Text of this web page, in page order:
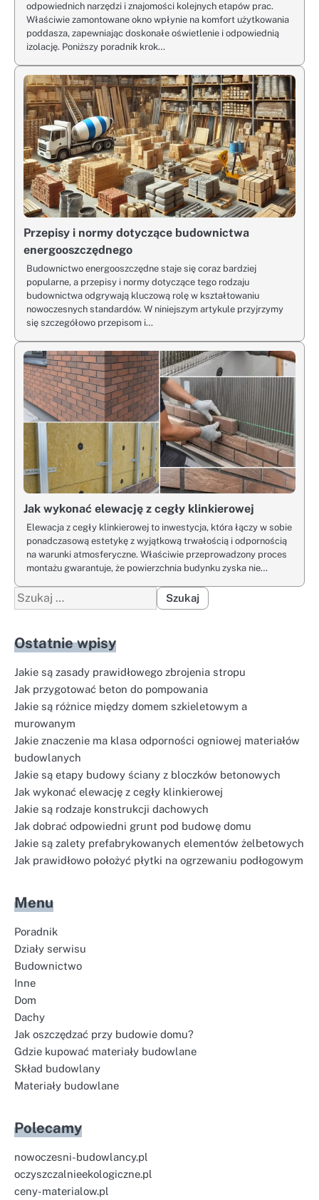
odpowiednich narzędzi i znajomości kolejnych etapów prac.
Właściwie zamontowane okno wpłynie na komfort użytkowania
poddasza, zapewniając doskonałe oświetlenie i odpowiednią
izolację. Poniższy poradnik krok…
Przepisy i normy dotyczące budownictwa
energooszczędnego
Budownictwo energooszczędne staje się coraz bardziej
popularne, a przepisy i normy dotyczące tego rodzaju
budownictwa odgrywają kluczową rolę w kształtowaniu
nowoczesnych standardów. W niniejszym artykule przyjrzymy
się szczegółowo przepisom i…
Jak wykonać elewację z cegły klinkierowej
Elewacja z cegły klinkierowej to inwestycja, która łączy w sobie
ponadczasową estetykę z wyjątkową trwałością i odpornością
na warunki atmosferyczne. Właściwie przeprowadzony proces
montażu gwarantuje, że powierzchnia budynku zyska nie…
Szukaj:
Ostatnie wpisy
Jakie są zasady prawidłowego zbrojenia stropu
Jak przygotować beton do pompowania
Jakie są różnice między domem szkieletowym a
murowanym
Jakie znaczenie ma klasa odporności ogniowej materiałów
budowlanych
Jakie są etapy budowy ściany z bloczków betonowych
Jak wykonać elewację z cegły klinkierowej
Jakie są rodzaje konstrukcji dachowych
Jak dobrać odpowiedni grunt pod budowę domu
Jakie są zalety prefabrykowanych elementów żelbetowych
Jak prawidłowo położyć płytki na ogrzewaniu podłogowym
Menu
Poradnik
Działy serwisu
Budownictwo
Inne
Dom
Dachy
Jak oszczędzać przy budowie domu?
Gdzie kupować materiały budowlane
Skład budowlany
Materiały budowlane
Polecamy
nowoczesni-budowlancy.pl
oczyszczalnieekologiczne.pl
ceny-materialow.pl